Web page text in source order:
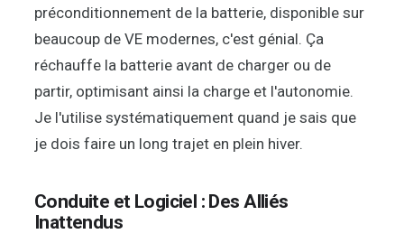
préconditionnement de la batterie, disponible sur
beaucoup de VE modernes, c'est génial. Ça
réchauffe la batterie avant de charger ou de
partir, optimisant ainsi la charge et l'autonomie.
Je l'utilise systématiquement quand je sais que
je dois faire un long trajet en plein hiver.
Conduite et Logiciel : Des Alliés
Inattendus